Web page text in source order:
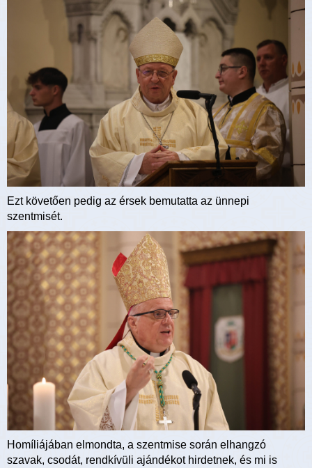
Ezt követően pedig az érsek bemutatta az ünnepi
szentmisét.
Homíliájában elmondta, a szentmise során elhangzó
szavak, csodát, rendkívüli ajándékot hirdetnek, és mi is